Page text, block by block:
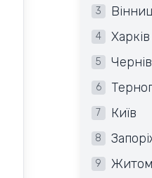
3
4 Харків
5
6
7 Київ
8
9